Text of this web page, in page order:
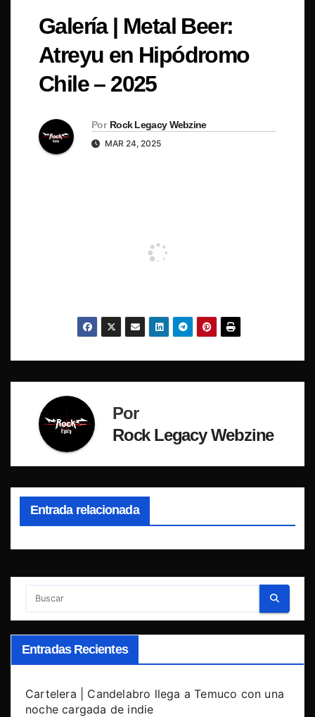
Galería | Metal Beer:
Atreyu en Hipódromo
Chile – 2025
Por Rock Legacy Webzine
MAR 24, 2025
Por
Rock Legacy Webzine
Entrada relacionada
Entradas Recientes
Cartelera | Candelabro llega a Temuco con una
noche cargada de indie